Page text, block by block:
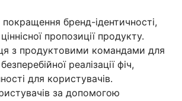
бренд-ідентичності,
пропозиції продукту.
з продуктовими командами для
реалізації фіч,
для користувачів.
за допомогою